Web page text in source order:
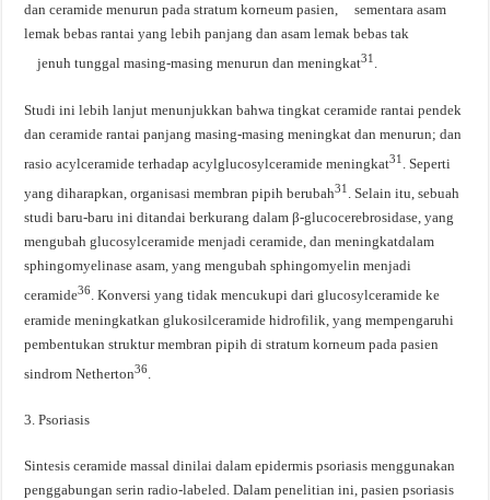
dan ceramide menurun pada stratum korneum pasien, sementara asam
lemak bebas rantai yang lebih panjang dan asam lemak bebas tak
jenuh tunggal masing-masing menurun dan meningkat31 .
Studi ini lebih lanjut menunjukkan bahwa tingkat ceramide rantai pendek
dan ceramide rantai panjang masing-masing meningkat dan menurun; dan
rasio acylceramide terhadap acylglucosylceramide meningkat31 . Seperti
yang diharapkan, organisasi membran pipih berubah31 . Selain itu, sebuah
studi baru-baru ini ditandai berkurang dalam β-glucocerebrosidase, yang
mengubah glucosylceramide menjadi ceramide, dan meningkatdalam
sphingomyelinase asam, yang mengubah sphingomyelin menjadi
ceramide36. Konversi yang tidak mencukupi dari glucosylceramide ke
eramide meningkatkan glukosilceramide hidrofilik, yang mempengaruhi
pembentukan struktur membran pipih di stratum korneum pada pasien
sindrom Netherton36.
3. Psoriasis
Sintesis ceramide massal dinilai dalam epidermis psoriasis menggunakan
penggabungan serin radio-labeled. Dalam penelitian ini, pasien psoriasis